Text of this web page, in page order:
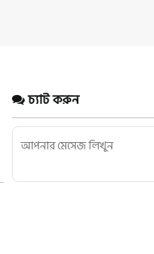
চ্যাট করুন